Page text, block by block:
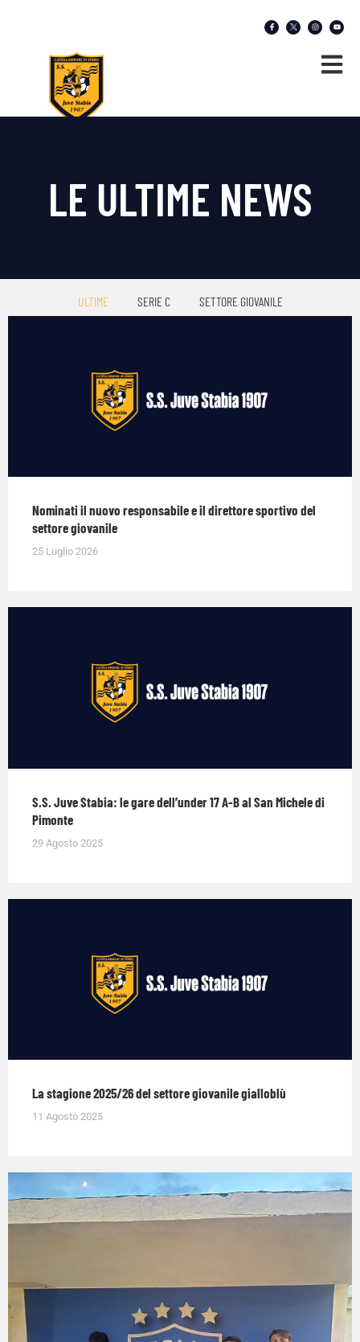
LE ULTIME NEWS
ULTIME SERIE C SETTORE GIOVANILE
Nominati il nuovo responsabile e il direttore sportivo del
settore giovanile
25 Luglio 2026
S.S. Juve Stabia: le gare dell’under 17 A-B al San Michele di
Pimonte
29 Agosto 2025
La stagione 2025/26 del settore giovanile gialloblù
11 Agosto 2025